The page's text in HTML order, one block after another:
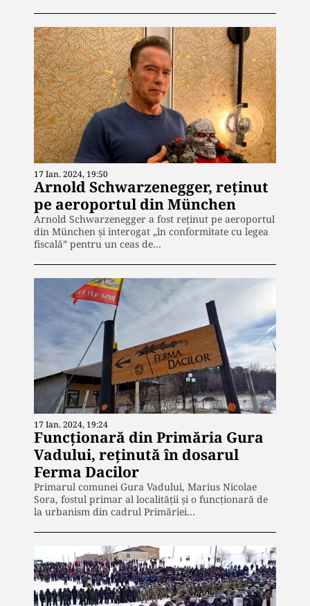
17 Ian. 2024, 19:50
Arnold Schwarzenegger, reținut
pe aeroportul din München
Arnold Schwarzenegger a fost reținut pe aeroportul
din München și interogat „în conformitate cu legea
fiscală” pentru un ceas de…
17 Ian. 2024, 19:24
Funcționară din Primăria Gura
Vadului, reținută în dosarul
Ferma Dacilor
Primarul comunei Gura Vadului, Marius Nicolae
Sora, fostul primar al localităţii şi o funcţionară de
la urbanism din cadrul Primăriei…